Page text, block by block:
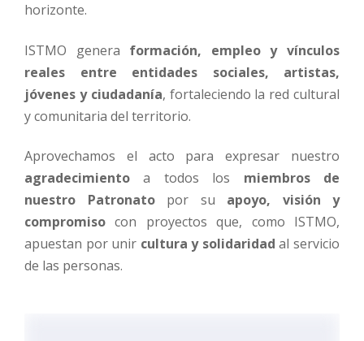
horizonte.
ISTMO genera formación, empleo y vínculos
reales entre entidades sociales, artistas,
jóvenes y ciudadanía, fortaleciendo la red cultural
y comunitaria del territorio.
Aprovechamos el acto para expresar nuestro
agradecimientoa todos los miembros de
nuestro Patronato por su apoyo, visión y
compromisocon proyectos que, como ISTMO,
apuestan por unir cultura y solidaridadal servicio
de las personas.